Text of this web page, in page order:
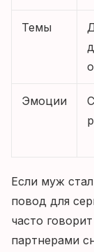
Темы
Эмоции
Если муж
повод для
часто
партнерами